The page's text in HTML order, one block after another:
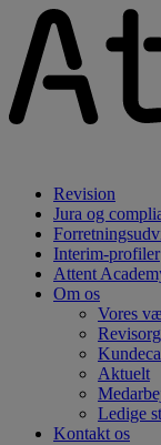
Revision
Jura og
Interim-profiler
Attent
Om os
Vores
Aktuelt
Ledige
Kontakt os